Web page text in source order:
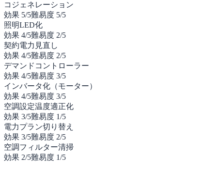
コジェネレーション
効果 5/5難易度 5/5
照明LED化
効果 4/5難易度 2/5
契約電力見直し
効果 4/5難易度 2/5
デマンドコントローラー
効果 4/5難易度 3/5
インバータ化（モーター）
効果 4/5難易度 3/5
空調設定温度適正化
効果 3/5難易度 1/5
電力プラン切り替え
効果 3/5難易度 2/5
空調フィルター清掃
効果 2/5難易度 1/5